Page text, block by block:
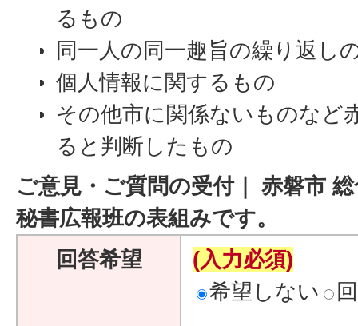
るもの
同一人の同一趣旨の繰り返し
個人情報に関するもの
その他市に関係ないものなど
ると判断したもの
ご意見・ご質問の受付｜ 赤磐市
秘書広報班の表組みです。
回答希望
(入力必須)
希望しない